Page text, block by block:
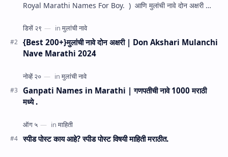
Royal Marathi Names For Boy. ) आणि मुलांची नावे दोन अक्षरी
{Best 200+}मुलांची नावे दोन अक्षरी | Don Akshari Mulanchi
Nave Marathi 2024
Ganpati Names in Marathi | गणपतीची नावे 1000 मराठी
मध्ये .
स्पीड पोस्ट काय आहे? स्पीड पोस्ट विषयी माहिती मराठीत.